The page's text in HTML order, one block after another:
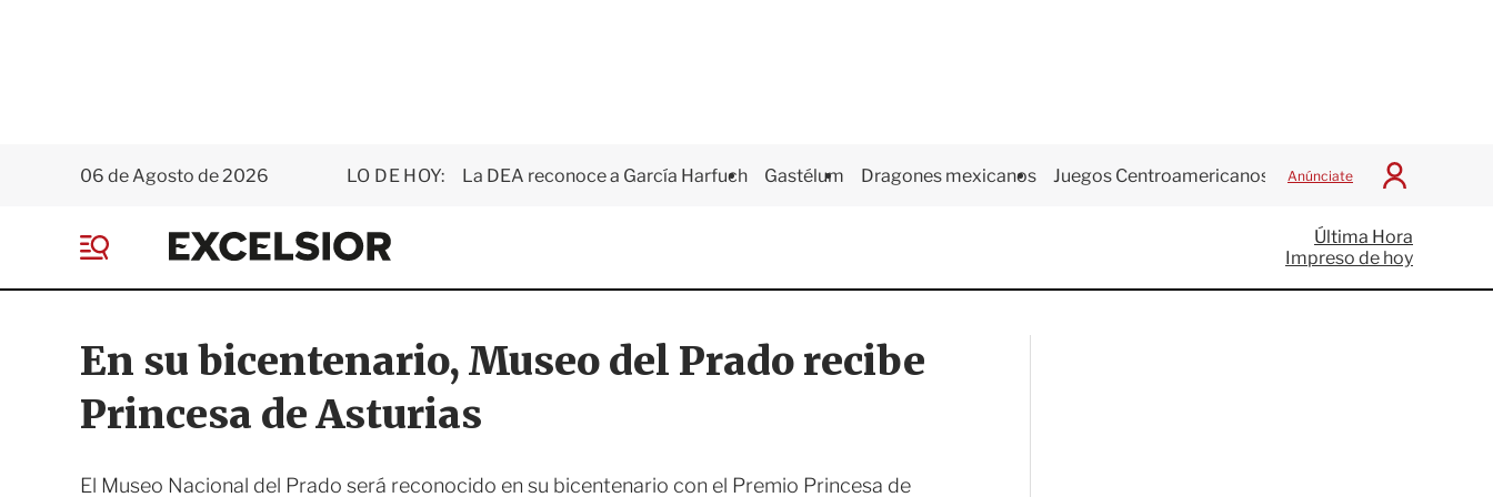
06 de Agosto de 2026 LO DE HOY: La DEA reconoce a García Harfuch Gastélum Dragones mexicanos Juegos Centroamericanos Anúnciate
I
c
i
a
E
x
e
i
o
r
e
Última Hora
Impreso de hoy
En su bicentenario, Museo del Prado recibe
Princesa de Asturias
El Museo Nacional del Prado será reconocido en su bicentenario con el Premio Princesa de